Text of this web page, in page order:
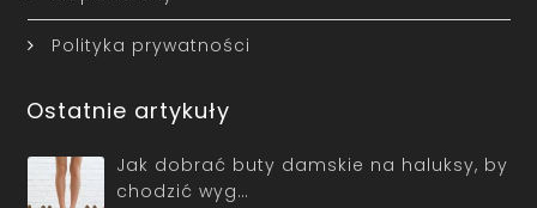
Polityka prywatności
Ostatnie artykuły
Jak dobrać buty damskie na haluksy, by
chodzić wyg…